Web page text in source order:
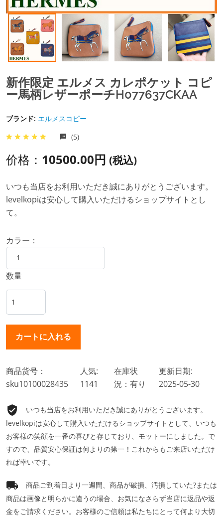
新作限定 エルメス カレポケット コピ
ー馬柄レザーポーチH077637CKAA
ブランド: エルメスコピー
(5)
价格： 10500.00円 (税込)
いつも当店をお利用いただき誠にありがとうございます。
levelkopiは安心して購入いただけるショップサイトとし
て。
カラー：
数量
商品货号：
sku10100028435
人気:
1141
在庫状
況：有り
更新日期:
2025-05-30
いつも当店をお利用いただき誠にありがとうございます。
levelkopiは安心して購入いただけるショップサイトとして、いつも
お客様の笑顔を一番の喜びと存じており、モットーにしました。で
すので、品質安心保証は何よりの第一！これからもご来店いただけ
れば幸いです。
商品ご到着日より一週間、商品が破損、汚損していた?または
商品は画像と明らかに違うの場合、お気になさらず当店に返品や返
金をご請求ください。お客様のご信頼は私たちにとって何より大切